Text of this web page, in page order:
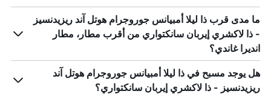
ما مدى قرب ذا ليلا أمبيانس جوروجرام هوتل آند ريزيدنسيز
- ذا لاكشري إيربان سانكتواري من أقرب مطار، مطار
انديرا غاندي؟
هل يوجد مسبح في ذا ليلا أمبيانس جوروجرام هوتل آند
ريزيدنسيز - ذا لاكشري إيربان سانكتواري؟